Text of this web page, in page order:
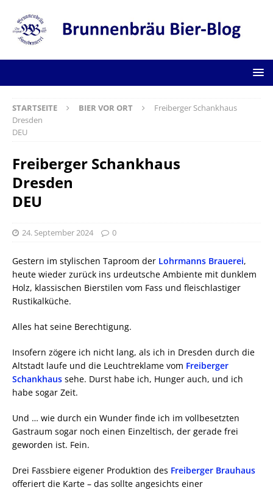
STARTSEITE BIER VOR ORT
Freiberger Schankhaus
Dresden
DEU
Freiberger Schankhaus
Dresden
DEU
24. September 2024 0
Gestern im stylischen Taproom der Lohrmanns Brauerei,
heute wieder zurück ins urdeutsche Ambiente mit dunklem
Holz, klassischen Bierstilen vom Fass und fleischlastiger
Rustikalküche.
Alles hat seine Berechtigung.
Insofern zögere ich nicht lang, als ich in Dresden durch die
Altstadt laufe und die Leuchtreklame vom Freiberger
Schankhaus sehe. Durst habe ich, Hunger auch, und ich
habe sogar Zeit.
Und … wie durch ein Wunder finde ich im vollbesetzten
Gastraum sogar noch einen Einzeltisch, der gerade frei
geworden ist. Fein.
Drei Fassbiere eigener Produktion des Freiberger Brauhaus
offeriert die Karte – das sollte angesichts einer